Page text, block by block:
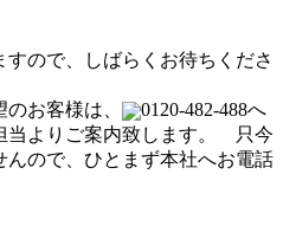
ので、しばらくお待ちくださ
お客様は、
0120-482-488へ
当よりご案内致します。 只今
ので、ひとまず本社へお電話